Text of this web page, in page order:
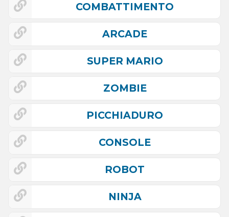
COMBATTIMENTO
ARCADE
SUPER MARIO
ZOMBIE
PICCHIADURO
CONSOLE
ROBOT
NINJA